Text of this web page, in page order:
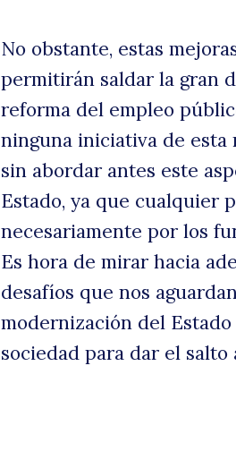
No obstante, estas
permitirán saldar la gran
reforma del empleo
ninguna iniciativa de
sin abordar antes este
Estado, ya que cualquier
necesariamente por los
Es hora de mirar hacia
desafíos que nos
modernización del
sociedad para dar el salto